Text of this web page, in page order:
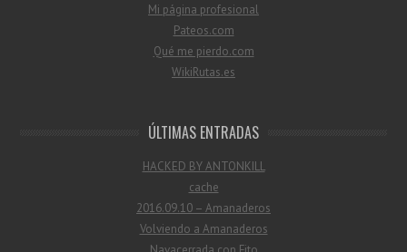
Mi página profesional
Pateos.com
Qué me pierdo.com
WikiRutas.es
ÚLTIMAS ENTRADAS
HACKED BY ANTONKILL
cache
2016.09.10 – Amanaderos
Volviendo a Amanaderos